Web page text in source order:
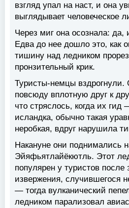
взгляд упал на наст, и она
выглядывает человеческое
Через миг она осознала: да,
Едва до нее дошло это, как
тишину над ледником
пронзительный крик.
Туристы-немцы вздрогнули.
повсюду вплотную друг к
что стряслось, когда их гид
исландка, обычно такая
неробкая, вдруг нарушила
Накануне они поднимались
Эйяфьятлайёкютль. Этот
популярен у туристов после
извержения, случившегося
— тогда вулканический
ледником парализовал